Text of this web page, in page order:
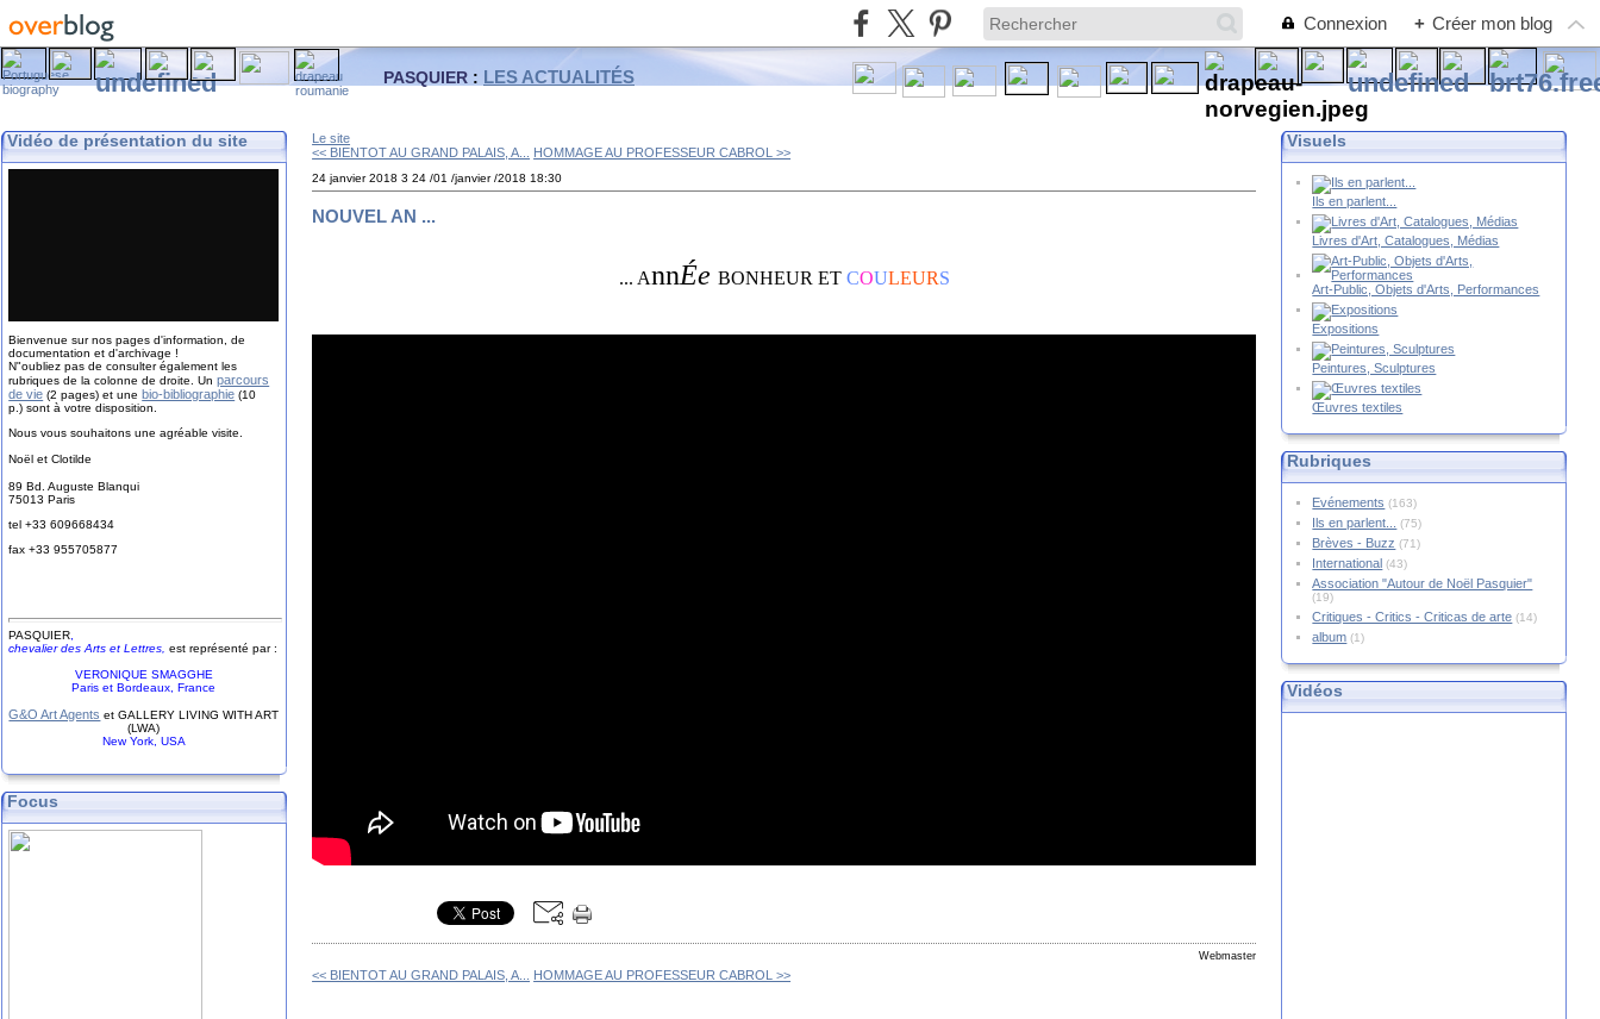
Connexion + Créer mon blog
PASQUIER : LES ACTUALITÉS
Vidéo de présentation du site
Bienvenue sur nos pages d'information, de
documentation et d'archivage !
N"oubliez pas de consulter également les
rubriques de la colonne de droite. Unparcours
de vie (2 pages) et une bio-bibliographie (10
p.) sont à votre disposition.
Nous vous souhaitons une agréable visite.
Noël et Clotilde
89 Bd. Auguste Blanqui
75013 Paris
tel +33 609668434
fax +33955705877
PASQUIER
chevalier des Arts et Lettres, est représenté par :
VERONIQUE SMAGGHE
Paris et Bordeaux, France
G&O Art Agents et GALLERY LIVING WITH ART
(LWA)
New York, USA
Focus
Le site
<< BIENTOT AU GRAND PALAIS, A...
HOMMAGE AU PROFESSEUR CABROL >>
24 janvier 2018 3 24 /01 /janvier /2018 18:30
NOUVEL AN ...
... AnnÉe BONHEUR ET COULEURS
Webmaster
<< BIENTOT AU GRAND PALAIS, A... HOMMAGE AU PROFESSEUR CABROL >>
Visuels
Ils en parlent...
Livres d'Art, Catalogues, Médias
Art-Public, Objets d'Arts, Performances
Expositions
Peintures, Sculptures
Œuvres textiles
Rubriques
Evénements (163)
Ils en parlent... (75)
Brèves - Buzz (71)
International (43)
Association "Autour de Noël Pasquier"
(19)
Critiques - Critics - Criticas de arte (14)
album (1)
Vidéos